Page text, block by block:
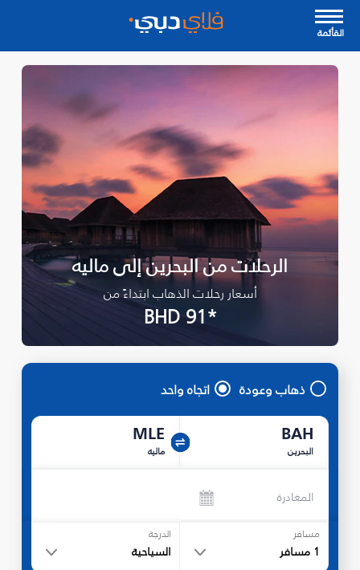
القأئمة
الرحلات من البحرين إلى ماليه
أسعار رحلات الذهاب ابتداءً من
*BHD 91
ذهاب وعودة اتجاه واحد
BAH
البحرين
MLE
ماليه
المغادرة
مسافر
1 مسافر
الدرجة
السياحية